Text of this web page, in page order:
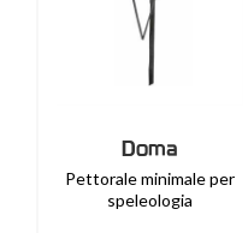
Doma
Pettorale minimale per
speleologia